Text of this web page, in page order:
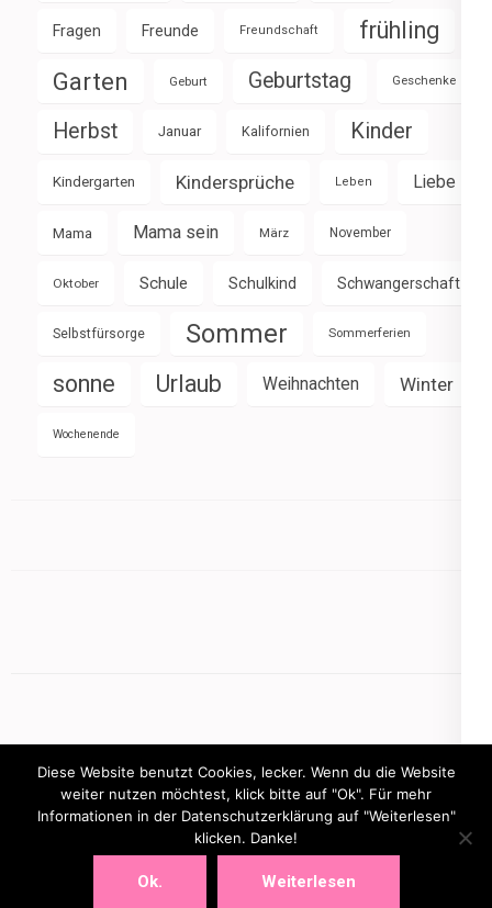
Fragen Freunde Freundschaft frühling
Garten Geburt Geburtstag Geschenke
Herbst Januar Kalifornien Kinder
Kindergarten Kindersprüche Leben Liebe
Mama Mama sein März November
Oktober Schule Schulkind Schwangerschaft
Selbstfürsorge Sommer Sommerferien
sonne Urlaub Weihnachten Winter
Wochenende
mamasbusiness.de
Diese Website benutzt Cookies, lecker. Wenn du die Website
weiter nutzen möchtest, klick bitte auf "Ok". Für mehr
Informationen in der Datenschutzerklärung auf "Weiterlesen"
klicken. Danke!
Ok. Weiterlesen